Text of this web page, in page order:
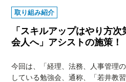
取り組み紹介
「スキルアップはやり方
会人へ」アシストの施策！
今回は、「経理、法務、人事管理
している勉強会、通称、「若井教